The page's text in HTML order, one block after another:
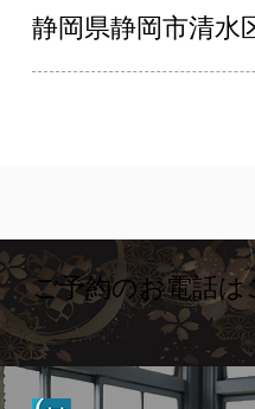
ご予約のお電話は
静岡県静岡市清水